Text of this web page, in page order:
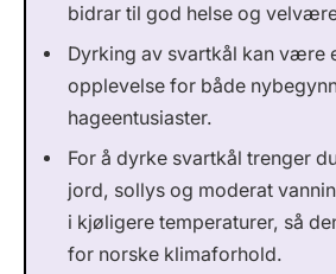
bidrar til god helse og
Dyrking av svartkål kan være
opplevelse for både
hageentusiaster.
For å dyrke svartkål trenger
jord, sollys og moderat
i kjøligere temperaturer, så
for norske klimaforhold.